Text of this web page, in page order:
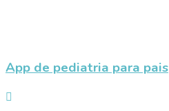
App de pediatria para pais